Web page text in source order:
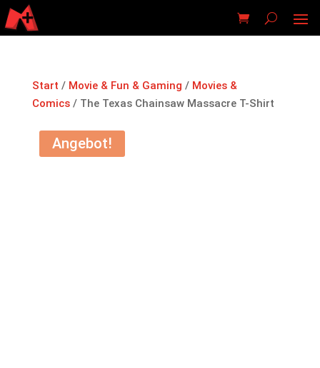
Start / Movie & Fun & Gaming / Movies &
Comics/ The Texas Chainsaw Massacre T-Shirt
Angebot!